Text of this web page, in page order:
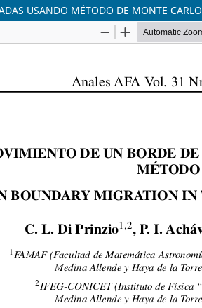
USANDO MÉTODO DE MONTE CARLO